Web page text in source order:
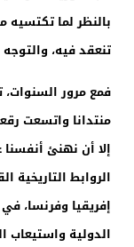
بالنظر لما
تنعقد فيه،
فمع مرور
منتدانا واتسعت
إلا أن نهنئ
الروابط التاريخية
إفريقيا وفرنسا،
الدولية واستيعاب